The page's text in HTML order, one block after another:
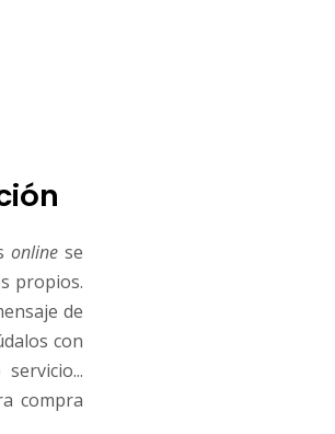
online se
propios.
de
con
compra